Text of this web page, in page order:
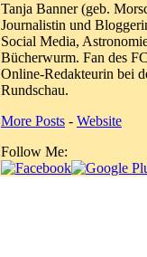
Tanja Banner (geb.
Journalistin und
Social Media,
Bücherwurm. Fan des
Online-Redakteurin bei
Rundschau.
More Posts - Website
Follow Me: